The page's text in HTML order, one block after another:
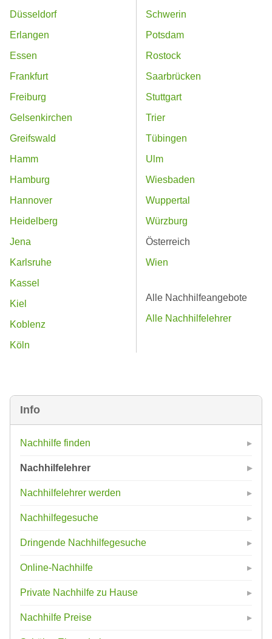
Info
Nachhilfe finden
Nachhilfelehrer
Nachhilfelehrer werden
Nachhilfegesuche
Dringende Nachhilfegesuche
Online-Nachhilfe
Private Nachhilfe zu Hause
Nachhilfe Preise
Düsseldorf
Erlangen
Essen
Frankfurt
Freiburg
Gelsenkirchen
Greifswald
Hamm
Hamburg
Hannover
Heidelberg
Jena
Karlsruhe
Kassel
Kiel
Koblenz
Köln
Schwerin
Potsdam
Rostock
Saarbrücken
Stuttgart
Trier
Tübingen
Ulm
Wiesbaden
Wuppertal
Würzburg
Österreich
Wien
Alle Nachhilfeangebote
Alle Nachhilfelehrer